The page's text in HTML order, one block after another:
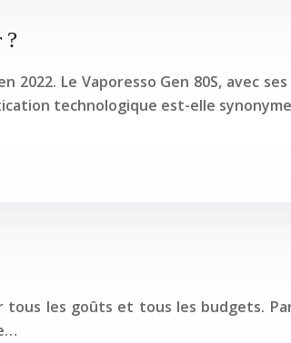
?
Le Vaporesso Gen 80S, avec
technologique est-elle
les goûts et tous les budgets.